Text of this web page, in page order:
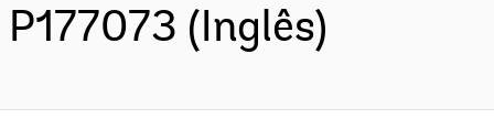
P177073 (Inglês)